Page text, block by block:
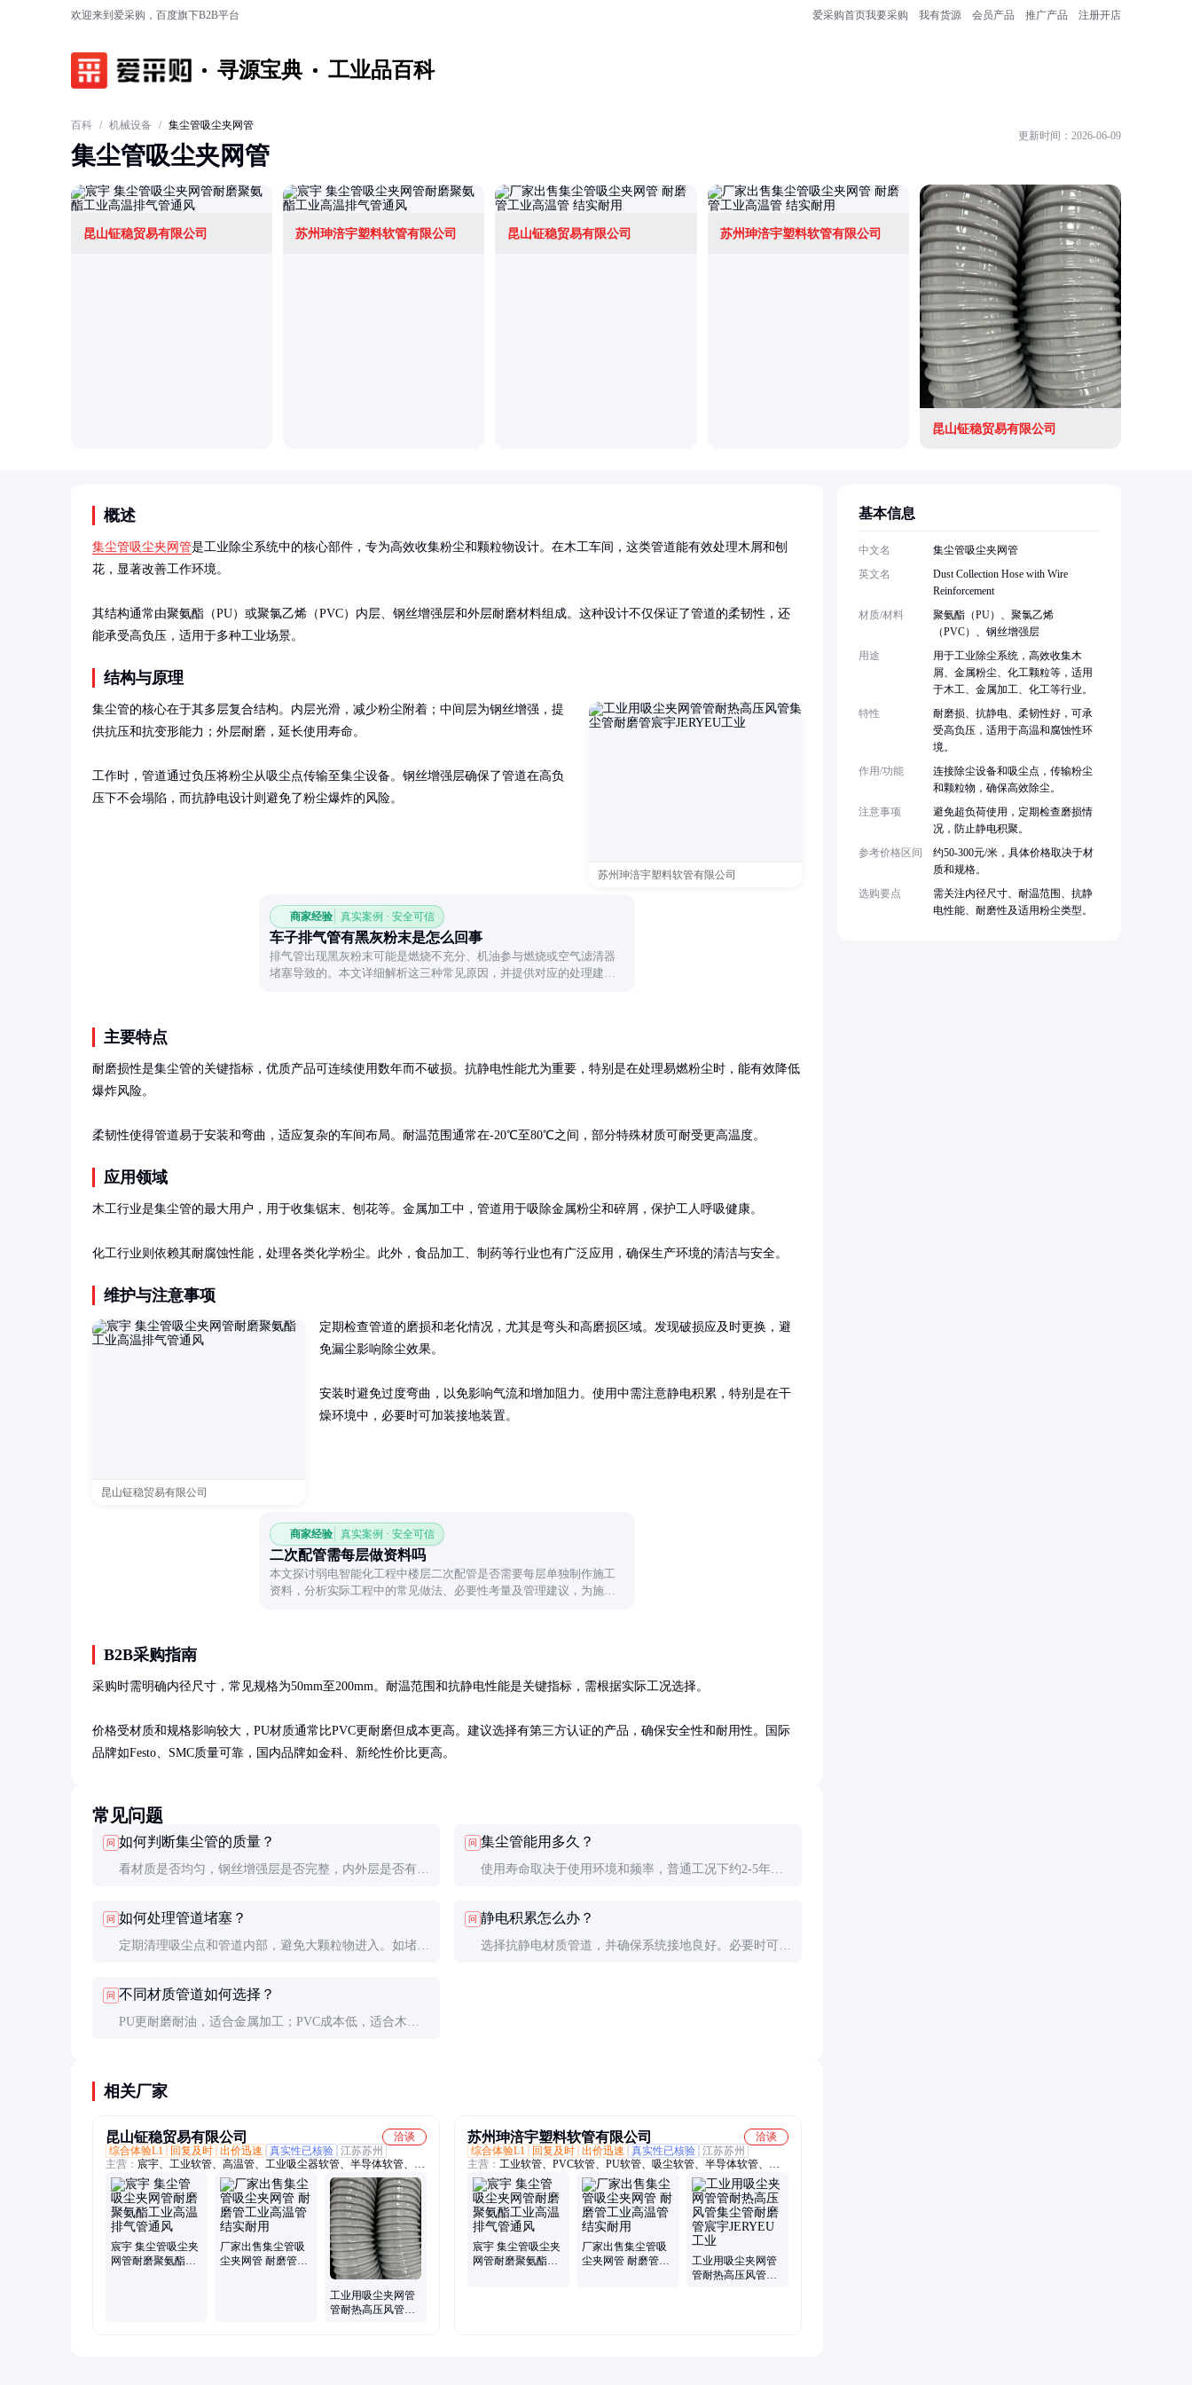
欢迎来到爱采购，百度旗下B2B平台 爱采购首页我要采购 我有货源 会员产品 推广产品 注册开店
寻源宝典 工业品百科
百科 / 机械设备 / 集尘管吸尘夹网管
集尘管吸尘夹网管
更新时间：2026-06-09
昆山钲稳贸易有限公司 苏州珅涪宇塑料软管有限公司 昆山钲稳贸易有限公司 苏州珅涪宇塑料软管有限公司
昆山钲稳贸易有限公司
概述
集尘管吸尘夹网管是工业除尘系统中的核心部件，专为高效收集粉尘和颗粒物设计。在木工车间，这类管道能有效处理木屑和刨
花，显著改善工作环境。
其结构通常由聚氨酯（PU）或聚氯乙烯（PVC）内层、钢丝增强层和外层耐磨材料组成。这种设计不仅保证了管道的柔韧性，还
能承受高负压，适用于多种工业场景。
结构与原理
苏州珅涪宇塑料软管有限公司
集尘管的核心在于其多层复合结构。内层光滑，减少粉尘附着；中间层为钢丝增强，提
供抗压和抗变形能力；外层耐磨，延长使用寿命。
工作时，管道通过负压将粉尘从吸尘点传输至集尘设备。钢丝增强层确保了管道在高负
压下不会塌陷，而抗静电设计则避免了粉尘爆炸的风险。
商家经验 真实案例 · 安全可信
车子排气管有黑灰粉末是怎么回事
排气管出现黑灰粉末可能是燃烧不充分、机油参与燃烧或空气滤清器
堵塞导致的。本文详细解析这三种常见原因，并提供对应的处理建
主要特点
耐磨损性是集尘管的关键指标，优质产品可连续使用数年而不破损。抗静电性能尤为重要，特别是在处理易燃粉尘时，能有效降低
爆炸风险。
柔韧性使得管道易于安装和弯曲，适应复杂的车间布局。耐温范围通常在-20℃至80℃之间，部分特殊材质可耐受更高温度。
应用领域
木工行业是集尘管的最大用户，用于收集锯末、刨花等。金属加工中，管道用于吸除金属粉尘和碎屑，保护工人呼吸健康。
化工行业则依赖其耐腐蚀性能，处理各类化学粉尘。此外，食品加工、制药等行业也有广泛应用，确保生产环境的清洁与安全。
维护与注意事项
昆山钲稳贸易有限公司
定期检查管道的磨损和老化情况，尤其是弯头和高磨损区域。发现破损应及时更换，避
免漏尘影响除尘效果。
安装时避免过度弯曲，以免影响气流和增加阻力。使用中需注意静电积累，特别是在干
燥环境中，必要时可加装接地装置。
商家经验 真实案例 · 安全可信
二次配管需每层做资料吗
本文探讨弱电智能化工程中楼层二次配管是否需要每层单独制作施工
资料，分析实际工程中的常见做法、必要性考量及管理建议，为施工
B2B采购指南
采购时需明确内径尺寸，常见规格为50mm至200mm。耐温范围和抗静电性能是关键指标，需根据实际工况选择。
价格受材质和规格影响较大，PU材质通常比PVC更耐磨但成本更高。建议选择有第三方认证的产品，确保安全性和耐用性。国际
品牌如Festo、SMC质量可靠，国内品牌如金科、新纶性价比更高。
常见问题
问 如何判断集尘管的质量？
看材质是否均匀，钢丝增强层是否完整，内外层是否有明
问 集尘管能用多久？
使用寿命取决于使用环境和频率，普通工况下约2-5年。
问 如何处理管道堵塞？
定期清理吸尘点和管道内部，避免大颗粒物进入。如堵塞
问 静电积累怎么办？
选择抗静电材质管道，并确保系统接地良好。必要时可安
问 不同材质管道如何选择？
PU更耐磨耐油，适合金属加工；PVC成本低，适合木工
相关厂家
昆山钲稳贸易有限公司
洽谈
综合体验L1
回复及时 出价迅速 真实性已核验 江苏苏州
主营： 宸宇、工业软管、高温管、工业吸尘器软管、半导体软管、超
高温管、pu管、通风管、吸污水管、绕性风管、PVC输送管、橡胶
管、食品管、耐油风管、无尘室用管、二次配管、医药管、食品软
管、空气管、排气管、EVA管、钢丝软管、硅胶管
宸宇 集尘管吸尘夹
网管耐磨聚氨酯工
厂家出售集尘管吸
尘夹网管 耐磨管工
工业用吸尘夹网管
管耐热高压风管集
苏州珅涪宇塑料软管有限公司
洽谈
综合体验L1
回复及时 出价迅速 真实性已核验 江苏苏州
主营： 工业软管、PVC软管、PU软管、吸尘软管、半导体软管、高
温管、绕性风管、超高温管、耐磨管、合金钢管、PVC输送管、橡胶
管、食品软管、硅胶管、通风管、钢丝软管、排气管、EVA管
宸宇 集尘管吸尘夹
网管耐磨聚氨酯工
厂家出售集尘管吸
尘夹网管 耐磨管工
工业用吸尘夹网管
管耐热高压风管集
基本信息
中文名
集尘管吸尘夹网管
英文名
Dust Collection Hose with Wire
Reinforcement
材质/材料
聚氨酯（PU）、聚氯乙烯
（PVC）、钢丝增强层
用途
用于工业除尘系统，高效收集木
屑、金属粉尘、化工颗粒等，适用
于木工、金属加工、化工等行业。
特性
耐磨损、抗静电、柔韧性好，可承
受高负压，适用于高温和腐蚀性环
境。
作用/功能
连接除尘设备和吸尘点，传输粉尘
和颗粒物，确保高效除尘。
注意事项
避免超负荷使用，定期检查磨损情
况，防止静电积聚。
参考价格区间
约50-300元/米，具体价格取决于材
质和规格。
选购要点
需关注内径尺寸、耐温范围、抗静
电性能、耐磨性及适用粉尘类型。